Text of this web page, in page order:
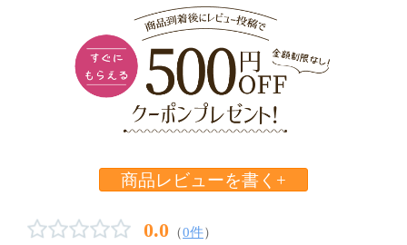
商品レビューを書く+
0.0 （0件）